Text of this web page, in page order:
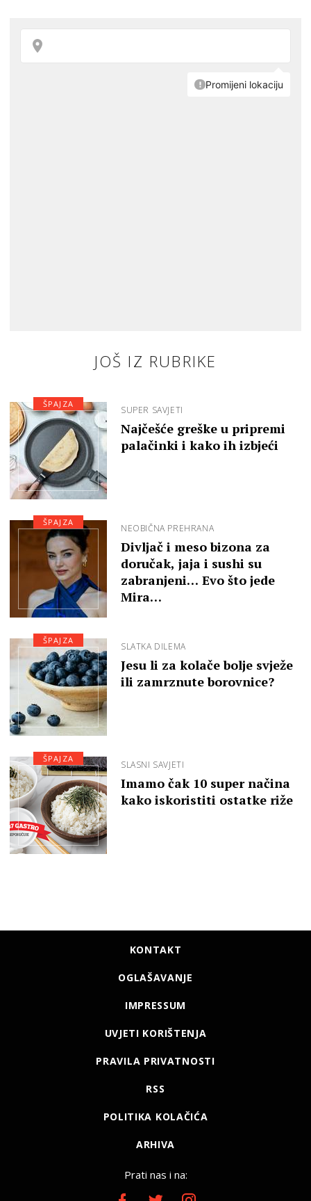
JOŠ IZ RUBRIKE
SUPER SAVJETI
Najčešće greške u pripremi
palačinki i kako ih izbjeći
ŠPAJZA
NEOBIČNA PREHRANA
Divljač i meso bizona za
doručak, jaja i sushi su
zabranjeni… Evo što jede
Mira…
ŠPAJZA
SLATKA DILEMA
Jesu li za kolače bolje svježe
ili zamrznute borovnice?
ŠPAJZA
SLASNI SAVJETI
Imamo čak 10 super načina
kako iskoristiti ostatke riže
ŠPAJZA
KONTAKT
OGLAŠAVANJE
IMPRESSUM
UVJETI KORIŠTENJA
PRAVILA PRIVATNOSTI
RSS
POLITIKA KOLAČIĆA
ARHIVA
Prati nas i na: